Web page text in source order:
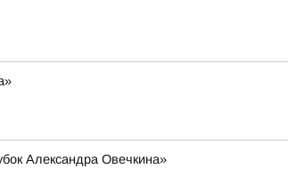
Александра Овечкина»